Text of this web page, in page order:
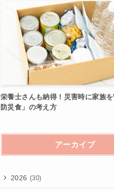
栄養士さんも納得！災害時に家族
防災食」の考え方
アーカイブ
2026 (30)